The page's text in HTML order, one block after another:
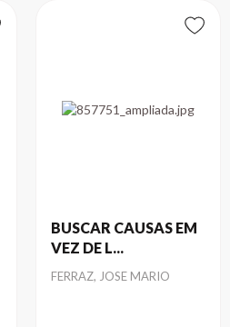
BUSCAR CAUSAS EM
VEZ DE L...
Autor
FERRAZ, JOSE MARIO